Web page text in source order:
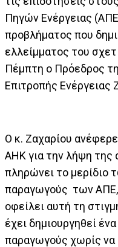
Πηγών Ενέργειας
προβλήματος που
ελλείμματος του
Πέμπτη ο Πρόεδρος
Επιτροπής Ενέργειας
Ο κ. Ζαχαρίου
ΑΗΚ για την λήψη της
πληρώνει το μερίδιο
παραγωγούς των
οφείλει αυτή τη
έχει δημιουργηθεί
παραγωγούς χωρίς να